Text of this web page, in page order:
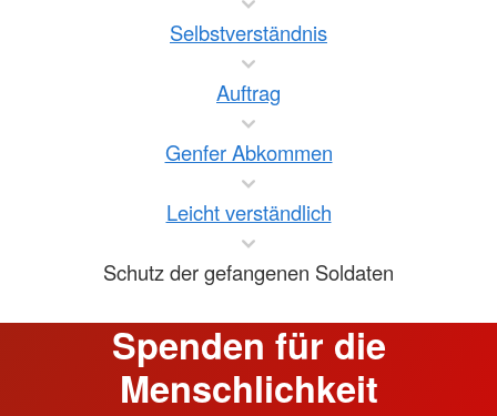
Selbstverständnis
Auftrag
Genfer Abkommen
Leicht verständlich
Schutz der gefangenen Soldaten
Spenden für die
Menschlichkeit